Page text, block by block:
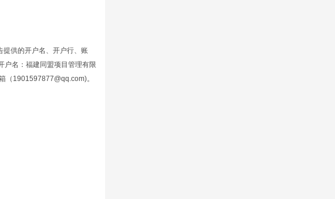
提供的开户名、开户行、账
户名：福建同盟项目管理有限
（1901597877@qq.com)。